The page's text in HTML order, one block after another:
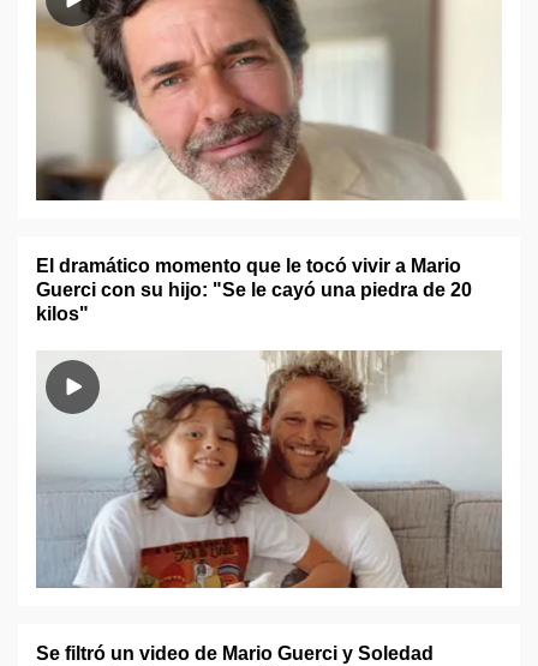
El dramático momento que le tocó vivir a Mario
Guerci con su hijo: "Se le cayó una piedra de 20
kilos"
Se filtró un video de Mario Guerci y Soledad